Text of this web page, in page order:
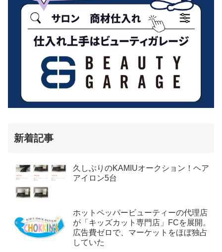
新着記事
久しぶりのKAMIUオークション！ヘア
アイロン5台
ホットペッパービューティーの代理店
が「キッズカット専門店」FCを展開。
広告費ゼロで、マーケットをほぼ独占
していた